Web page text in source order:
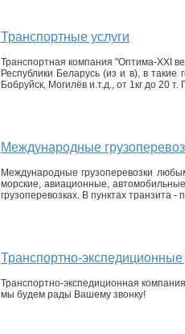
Транспортные услуги
Транспортная компания "Оптима-XXI
Республики Беларусь (из и в), в
Бобруйск, Могилёв и.т.д., от 1кг до 20
Международные
Международные грузоперевозки
морские, авиационные,
грузоперевозках. В пунктах транзита -
Транспортно-экспедиционные
Транспортно-экспедиционная
мы будем рады Вашему звонку!